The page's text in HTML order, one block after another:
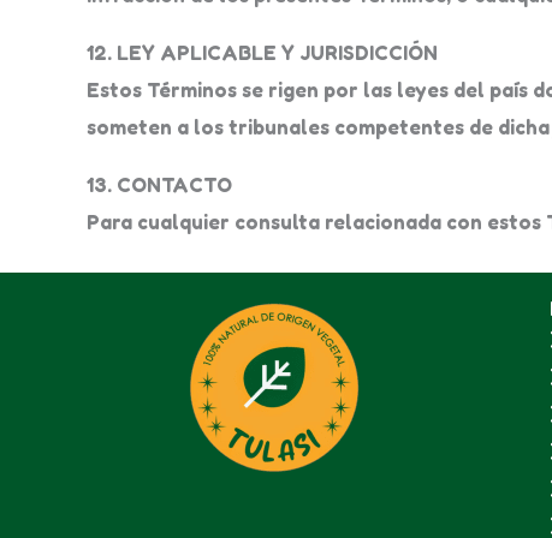
12. LEY APLICABLE Y JURISDICCIÓN
Estos Términos se rigen por las leyes del país
someten a los tribunales competentes de
13. CONTACTO
Para cualquier consulta relacionada con